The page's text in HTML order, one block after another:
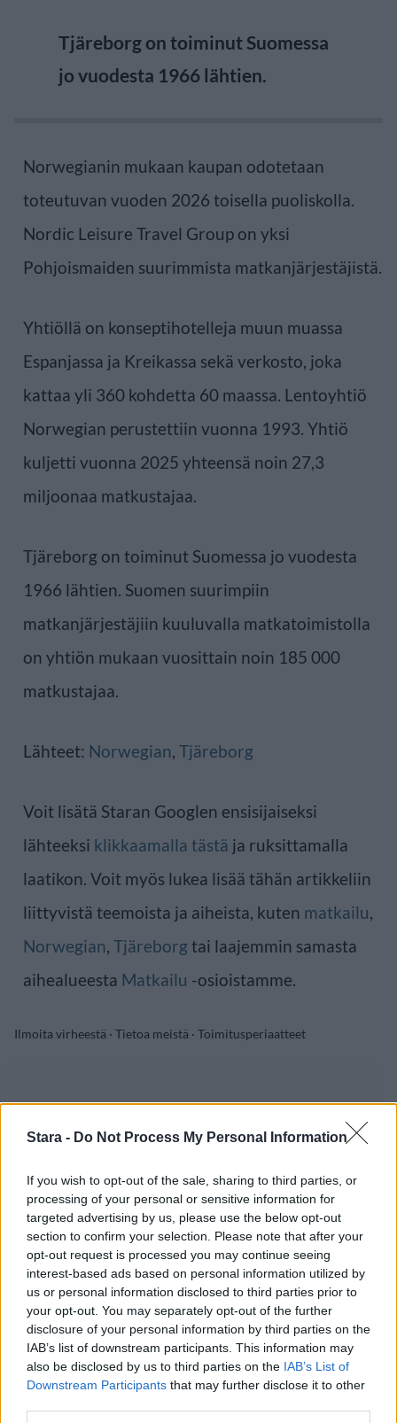
Stara - Do Not Process My Personal Information
If you wish to opt-out of the sale, sharing to third parties, or
processing of your personal or sensitive information for
targeted advertising by us, please use the below opt-out
section to confirm your selection. Please note that after your
opt-out request is processed you may continue seeing
interest-based ads based on personal information utilized by
us or personal information disclosed to third parties prior to
your opt-out. You may separately opt-out of the further
disclosure of your personal information by third parties on the
IAB’s list of downstream participants. This information may
also be disclosed by us to third parties on the IAB’s List of
Downstream Participants that may further disclose it to other
Tjäreborg on toiminut Suomessa
jo vuodesta 1966 lähtien.
Norwegianin mukaan kaupan odotetaan
toteutuvan vuoden 2026 toisella puoliskolla.
Nordic Leisure Travel Group on yksi
Pohjoismaiden suurimmista matkanjärjestäjistä.
Yhtiöllä on konseptihotelleja muun muassa
Espanjassa ja Kreikassa sekä verkosto, joka
kattaa yli 360 kohdetta 60 maassa. Lentoyhtiö
Norwegian perustettiin vuonna 1993. Yhtiö
kuljetti vuonna 2025 yhteensä noin 27,3
miljoonaa matkustajaa.
Tjäreborg on toiminut Suomessa jo vuodesta
1966 lähtien. Suomen suurimpiin
matkanjärjestäjiin kuuluvalla matkatoimistolla
on yhtiön mukaan vuosittain noin 185 000
matkustajaa.
Lähteet: Norwegian, Tjäreborg
Voit lisätä Staran Googlen ensisijaiseksi
lähteeksi klikkaamalla tästä ja ruksittamalla
laatikon. Voit myös lukea lisää tähän artikkeliin
liittyvistä teemoista ja aiheista, kuten matkailu,
Norwegian, Tjäreborgtai laajemmin samasta
aihealueesta Matkailu -osioistamme.
Ilmoita virheestä · Tietoa meistä · Toimitusperiaatteet